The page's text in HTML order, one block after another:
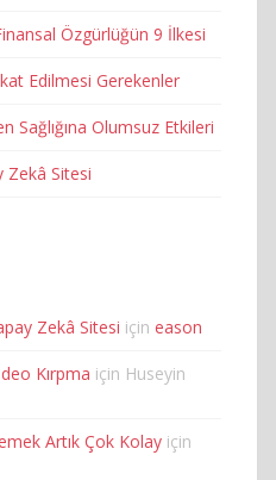
Özgürlüğün 9 İlkesi
Edilmesi Gerekenler
Sağlığına Olumsuz Etkileri
Zekâ Sitesi
Zekâ Sitesi için eason
Kırpma için Huseyin
Artık Çok Kolay için